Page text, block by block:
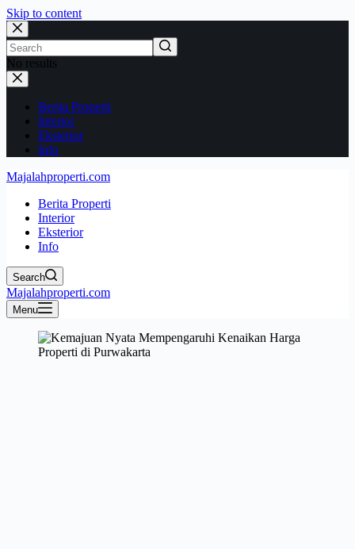
Skip to content
No results
Berita Properti
Interior
Eksterior
Info
Majalahproperti.com
Berita Properti
Interior
Eksterior
Info
Search
Majalahproperti.com
Menu